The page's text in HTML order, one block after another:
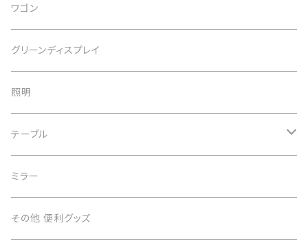
カウンターチェア
スツール
スタンディングデスク
デスクワゴン
デスク周辺用品
子供用デスク
ワゴン
グリーンディスプレイ
照明
テーブル
テーブル
サイドテーブル
ミラー
その他 便利グッズ